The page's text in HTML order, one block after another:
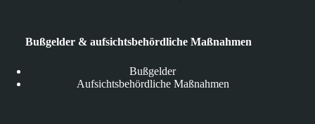
Bußgelder & aufsichtsbehördliche Maßnahmen
Bußgelder
Aufsichtsbehördliche Maßnahmen